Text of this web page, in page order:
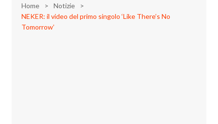
Home
Notizie
NEKER: il video del primo singolo ‘Like There’s No
Tomorrow’